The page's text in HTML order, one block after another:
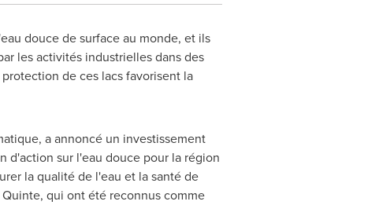
douce de surface au monde, et ils
les activités industrielles dans des
de ces lacs favorisent la
a annoncé un investissement
d'action sur l'eau douce pour la région
la qualité de l'eau et la santé de
qui ont été reconnus comme